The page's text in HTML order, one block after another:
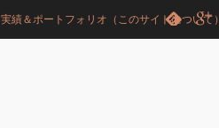
実績＆ポートフォリオ（このサイトについて）